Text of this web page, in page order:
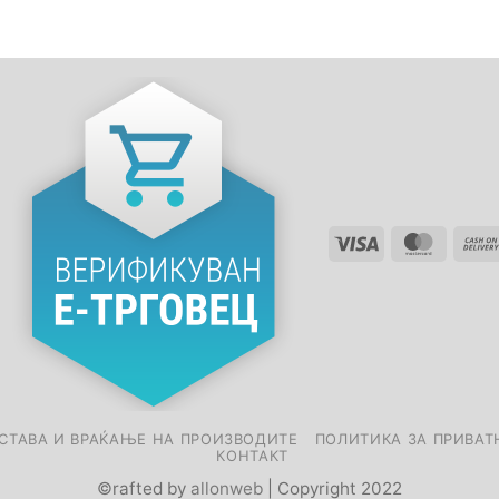
И ВРАЌАЊЕ НА ПРОИЗВОДИТЕ ПОЛИТИКА ЗА
КОНТАКТ
©rafted by allonweb | Copyright 2022